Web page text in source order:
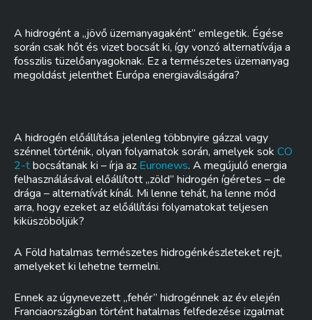
A hidrogént a „jövő üzemanyagaként” emlegetik. Égése
során csak hőt és vizet bocsát ki, így vonzó alternatívája a
fosszilis tüzelőanyagoknak. Ez a természetes üzemanyag
megoldást jelenthet Európa energiaválságára?
A hidrogén előállítása jelenleg többnyire gázzal vagy
szénnel történik, olyan folyamatok során, amelyek sok CO
2-tbocsátanak ki – írja az Euronews. A megújuló energia
felhasználásával előállított „zöld” hidrogén ígéretes – de
drága – alternatívát kínál. Mi lenne tehát, ha lenne mód
arra, hogy ezeket az előállítási folyamatokat teljesen
kiküszöböljük?
A Föld hatalmas természetes hidrogénkészleteket rejt,
amelyeket ki lehetne termelni.
Ennek az úgynevezett „fehér” hidrogénnek az év elején
Franciaországban történt hatalmas felfedezése izgalmat